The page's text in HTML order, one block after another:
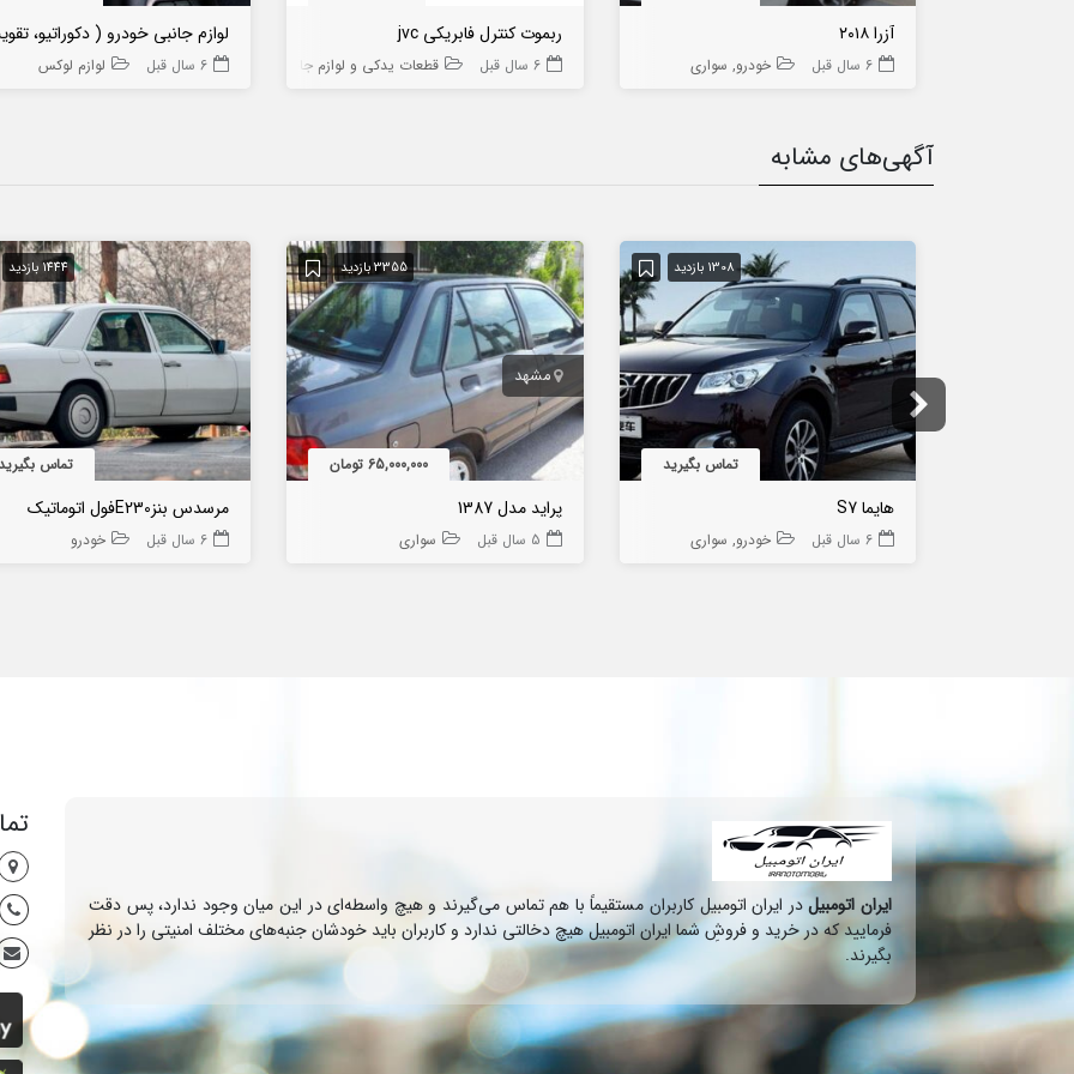
آزرا ۲۰۱۸
6 سال قبل خودرو سواری
ربموت کنترل فابریکی jvc
6 سال قبل قطعات یدکی و لوازم جانبی خودرو
لوازم جانبی خودرو ( دکوراتیو،
6 سال قبل لوازم لوکس
آگهی‌های مشابه
1308 بازدید
تماس بگیرید
هایما S7
6 سال قبل خودرو سواری
3355 بازدید
مشهد
65,000,000 تومان
پراید مدل 1387
5 سال قبل سواری
1444 بازدید
تماس
مرسدس بنزE230فول اتوماتیک
6 سال قبل خودرو
ایران اتومبیلدر ایران اتومبیل کاربران مستقیماً با هم تماس می‌گیرند و هیچ واسطه‌ای در این میان وجود ندارد، پس دقت
فرمایید که در خرید و فروشِ شما ایران اتومبیل هیچ دخالتی ندارد و کاربران باید خودشان جنبه‌های مختلف امنیتی را در نظر
بگیرند.